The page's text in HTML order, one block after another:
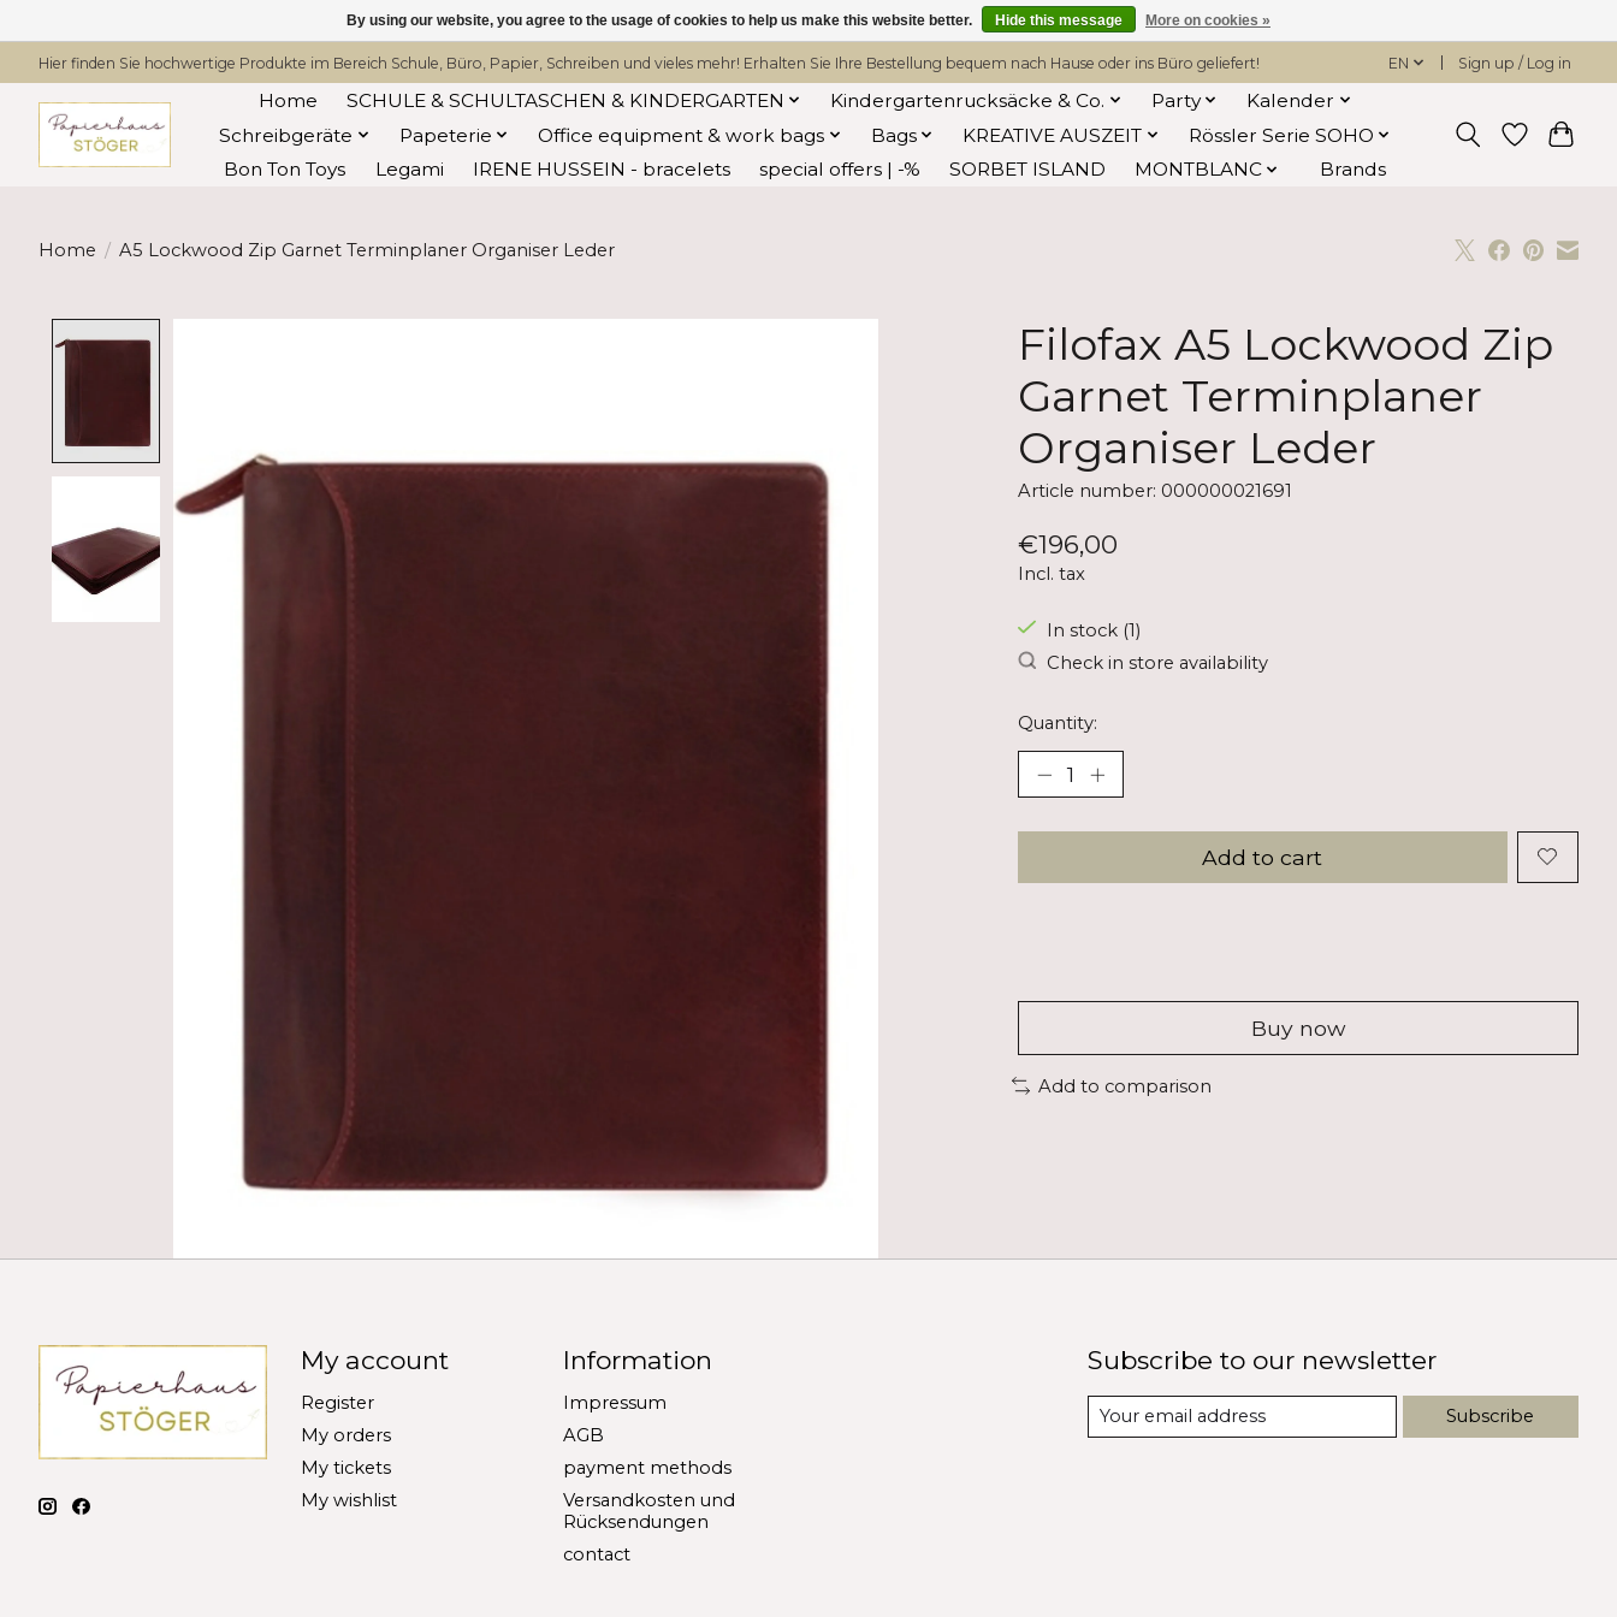
Hier finden Sie hochwertige Produkte im Bereich Schule, Büro, Papier, Schreiben und vieles mehr! Erhalten Sie Ihre Bestellung bequem nach Hause oder ins Büro geliefert! EN Sign up / Log in
Home SCHULE & SCHULTASCHEN & KINDERGARTEN Kindergartenrucksäcke & Co. Party
Kalender
Schreibgeräte
Papeterie Office equipment & work bags Bags KREATIVE AUSZEIT
Rössler Serie SOHO
Bon Ton Toys
Legami IRENE HUSSEIN - bracelets special offers | -% SORBET ISLAND MONTBLANC Brands
Home / A5 Lockwood Zip Garnet Terminplaner Organiser Leder
Filofax A5 Lockwood Zip
Garnet Terminplaner
Organiser Leder
Article number: 000000021691
€196,00
Incl. tax
In stock (1)
Check in store availability
Quantity:
Add to cart
Buy now
Add to comparison
My account
Register
My orders
My tickets
My wishlist
Information
Impressum
AGB
payment methods
Versandkosten und
Rücksendungen
contact
Subscribe to our newsletter
Subscribe
By using our website, you agree to the usage of cookies to help us make this website better. Hide this message More on cookies »